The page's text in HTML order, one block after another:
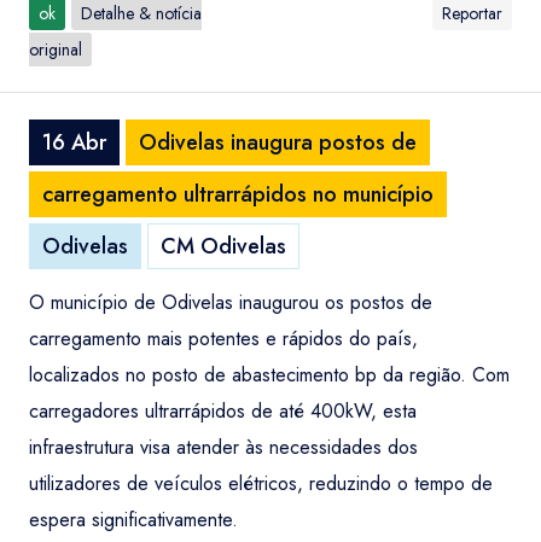
ok
Detalhe & notícia
original
Reportar
16 Abr
Odivelas inaugura postos de
carregamento ultrarrápidos no município
Odivelas
CM Odivelas
O município de Odivelas inaugurou os postos de
carregamento mais potentes e rápidos do país,
localizados no posto de abastecimento bp da região. Com
carregadores ultrarrápidos de até 400kW, esta
infraestrutura visa atender às necessidades dos
utilizadores de veículos elétricos, reduzindo o tempo de
espera significativamente.